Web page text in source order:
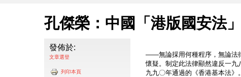
孔傑榮：中國「港版國安法
發佈於:
文章選登
列印本頁
——無論採用何種程序，無論法
懷疑。制定此法律顯然違反一
九九〇年通過的《香港基本法